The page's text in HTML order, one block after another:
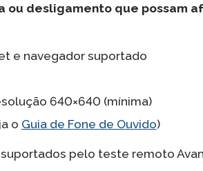
desligamento que possam
e navegador suportado
640×640 (mínima)
o Guia de Fone de Ouvido)
pelo teste remoto